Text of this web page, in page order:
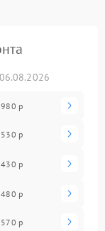
980 р
530 р
430 р
480 р
570 р